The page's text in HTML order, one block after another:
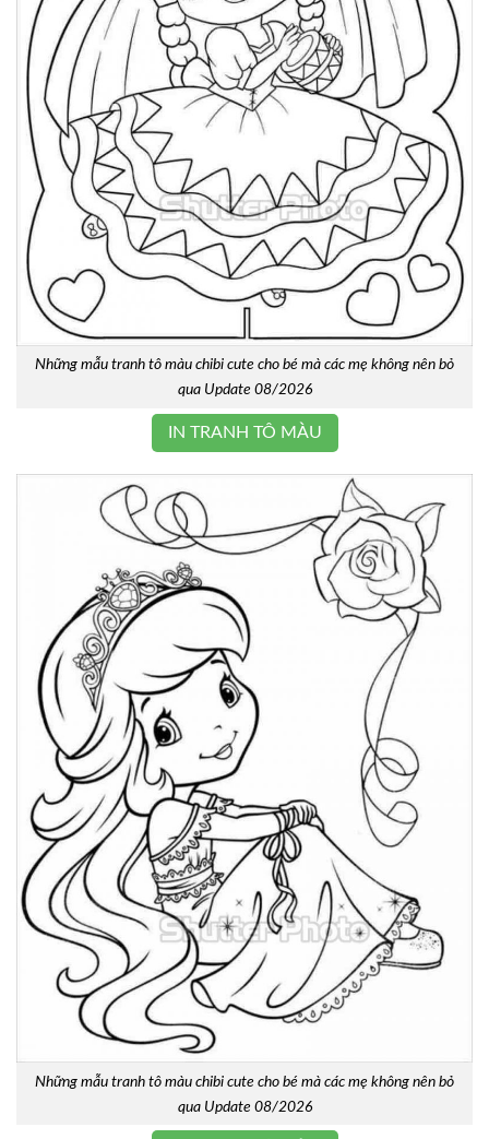
Những mẫu tranh tô màu chibi cute cho bé mà các mẹ không nên bỏ
qua Update 08/2026
IN TRANH TÔ MÀU
Những mẫu tranh tô màu chibi cute cho bé mà các mẹ không nên bỏ
qua Update 08/2026